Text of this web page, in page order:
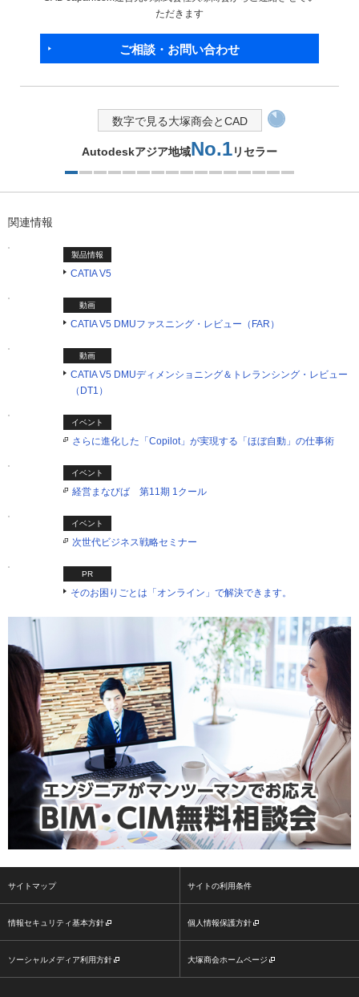
ただきます
ご相談・お問い合わせ
数字で見る大塚商会とCAD
Autodeskアジア地域No.1リセラー
関連情報
製品情報
CATIA V5
動画
CATIA V5 DMUファスニング・レビュー（FAR）
動画
CATIA V5 DMUディメンショニング＆トレランシング・レビュー
（DT1）
イベント
さらに進化した「Copilot」が実現する「ほぼ自動」の仕事術
イベント
経営まなびば 第11期 1クール
イベント
次世代ビジネス戦略セミナー
PR
そのお困りごとは「オンライン」で解決できます。
サイトマップ サイトの利用条件
情報セキュリティ基本方針 個人情報保護方針
ソーシャルメディア利用方針 大塚商会ホームページ